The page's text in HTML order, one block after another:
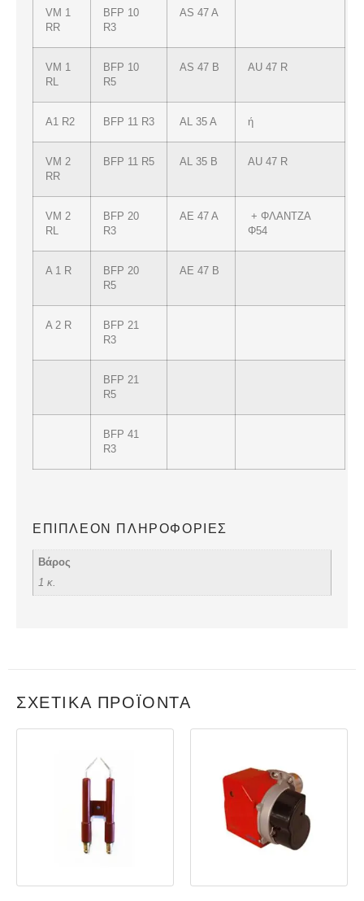
VM 1
RR
BFP 10
R3
AS 47 A
VM 1
RL
BFP 10
R5
AS 47 B AU 47 R
A1 R2 BFP 11 R3 AL 35 A ή
VM 2
RR
BFP 11 R5 AL 35 B AU 47 R
VM 2
RL
BFP 20
R3
AE 47 A
+ ΦΛΑΝΤΖΑ
Φ54
A 1 R
BFP 20
R5
AE 47 B
A 2 R
BFP 21
R3
BFP 21
R5
BFP 41
R3
ΕΠΙΠΛΈΟΝ ΠΛΗΡΟΦΟΡΊΕΣ
Βάρος
1 κ.
ΣΧΕΤΙΚΆ ΠΡΟΪΌΝΤΑ